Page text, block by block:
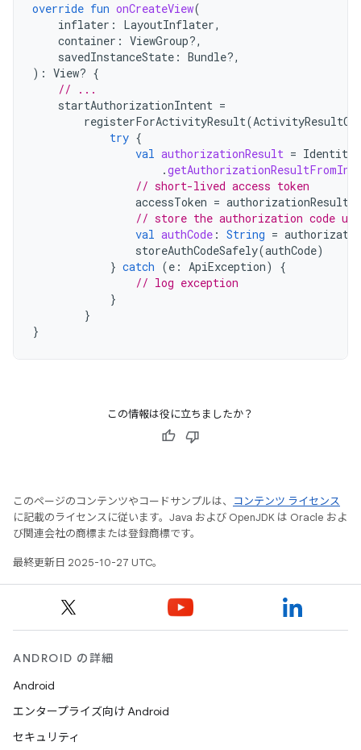
override fun onCreateView(
inflater : LayoutInflater,
container : ViewGroup?,
savedInstanceState : Bundle?,
): View? {
// ...
startAuthorizationIntent =
registerForActivityResult(
try {
val authorizationResult = Identity
.
// short-lived access token
accessToken = authorizationResult
// store the authorization code
val authCode : String =
storeAuthCodeSafely(authCode)
} catch (e : ApiException)
{
// log exception
}
}
}
この情報は役に立ちましたか？
このページのコンテンツやコードサンプルは、
コンテンツ ライセンス
に記載のライセンスに従います。Java および OpenJDK は Oracle およ
び関連会社の商標または登録商標です。
最終更新日 2025-10-27 UTC。
ANDROID の詳細
Android
エンタープライズ向け Android
セキュリティ